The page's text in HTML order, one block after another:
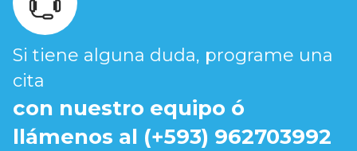
Si tiene alguna duda, programe una
cita
con nuestro equipo ó
llámenos al (+593) 962703992